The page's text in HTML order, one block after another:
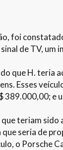
foi
de TV, um
que H. teria
Esses
389.000,00; e
que teriam
que seria de
o Porsche